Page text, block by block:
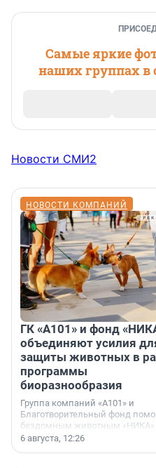
Самые яркие
наших группах в
Новости СМИ2
НОВОСТИ КОМПАНИЙ
ГК «А101» и фонд
объединяют усилия
защиты животных в
программы
биоразнообразия
Группа компаний «А101» и
Благотворительный фонд
бездомным животным «НИКА»
заключили соглашение о
6 августа, 12:26